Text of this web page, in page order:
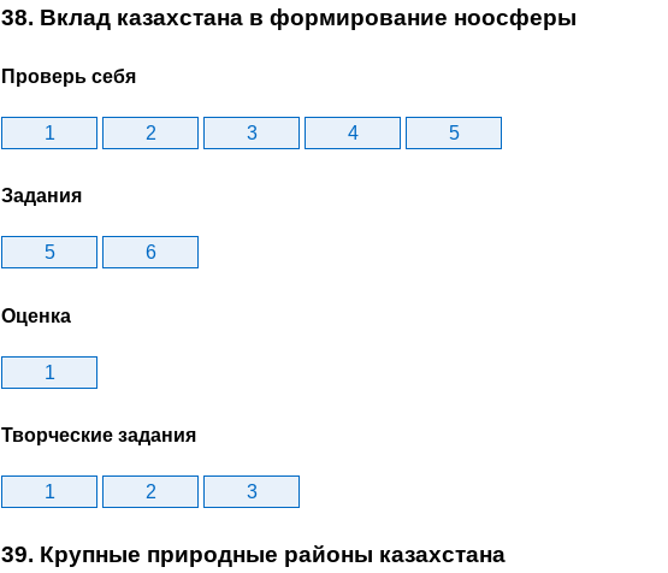
38. Вклад казахстана в формирование ноосферы
Проверь себя
1 2 3 4 5
Задания
5 6
Оценка
1
Творческие задания
1 2 3
39. Крупные природные районы казахстана